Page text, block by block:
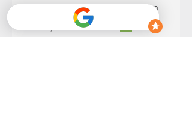
Profum'aria 10 ml
12,00 €
Carota selvatica